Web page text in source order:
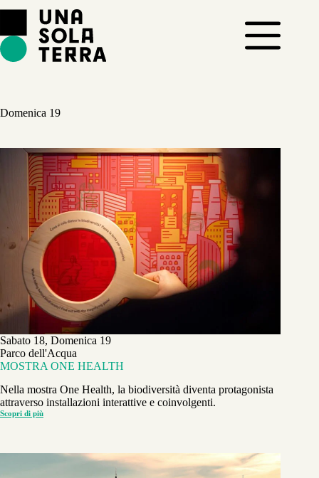
contenuto
Domenica 19
Sabato 18, Domenica 19
Parco dell'Acqua
MOSTRA ONE HEALTH
Nella mostra One Health, la biodiversità diventa protagonista
attraverso installazioni interattive e coinvolgenti.
Scopri di più
MOSTRA